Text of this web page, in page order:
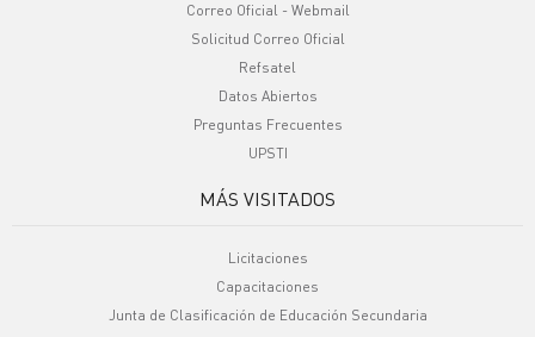
Correo Oficial - Webmail
Solicitud Correo Oficial
Refsatel
Datos Abiertos
Preguntas Frecuentes
UPSTI
MÁS VISITADOS
Licitaciones
Capacitaciones
Junta de Clasificación de Educación Secundaria